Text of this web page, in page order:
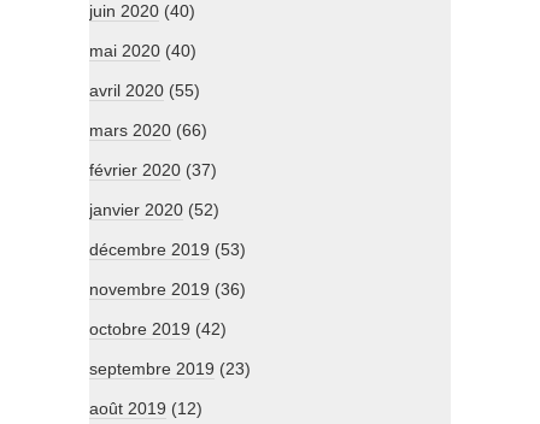
juin 2020 (40)
mai 2020 (40)
avril 2020 (55)
mars 2020 (66)
février 2020 (37)
janvier 2020 (52)
décembre 2019 (53)
novembre 2019 (36)
octobre 2019 (42)
septembre 2019 (23)
août 2019 (12)